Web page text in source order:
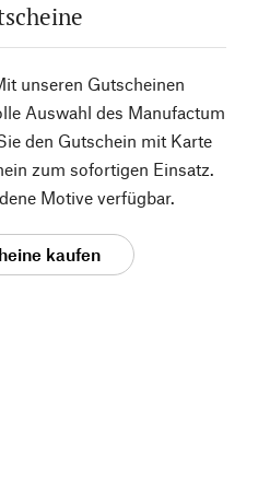
unseren Gutscheinen
Auswahl des Manufactum
den Gutschein mit Karte
zum sofortigen Einsatz.
Motive verfügbar.
kaufen